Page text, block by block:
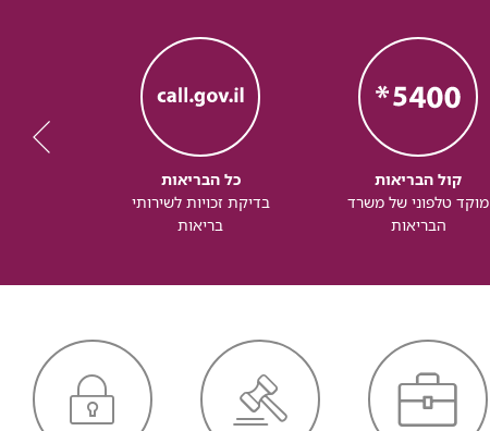
קול הבריאות
מוקד טלפוני של משרד
הבריאות
כל הבריאות
בדיקת זכויות לשירותי
בריאות